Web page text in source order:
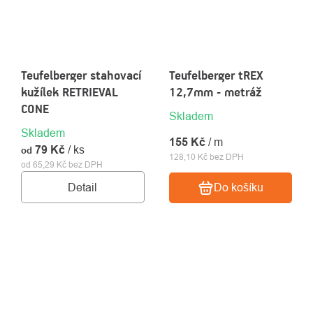
Teufelberger stahovací
kužílek RETRIEVAL
CONE
Skladem
od 65,29 Kč bez DPH
od 79 Kč / ks
Detail
Teufelberger tREX
12,7mm - metráž
Skladem
128,10 Kč bez DPH
155 Kč / m
Do košíku